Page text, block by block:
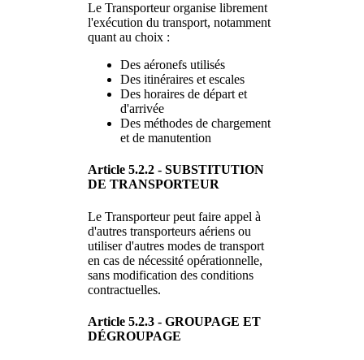
Le Transporteur organise librement
l'exécution du transport, notamment
quant au choix :
Des aéronefs utilisés
Des itinéraires et escales
Des horaires de départ et
d'arrivée
Des méthodes de chargement
et de manutention
Article 5.2.2 - SUBSTITUTION
DE TRANSPORTEUR
Le Transporteur peut faire appel à
d'autres transporteurs aériens ou
utiliser d'autres modes de transport
en cas de nécessité opérationnelle,
sans modification des conditions
contractuelles.
Article 5.2.3 - GROUPAGE ET
DÉGROUPAGE